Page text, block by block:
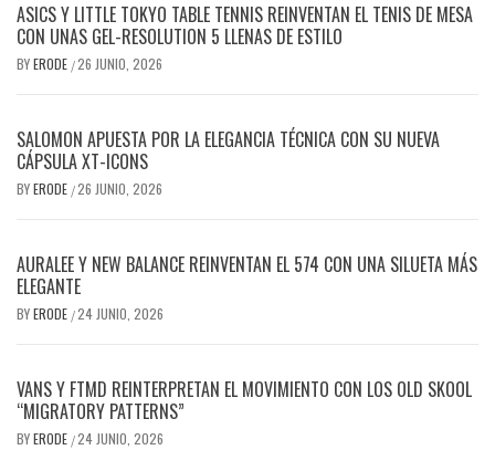
ASICS Y LITTLE TOKYO TABLE TENNIS REINVENTAN EL TENIS DE MESA
CON UNAS GEL-RESOLUTION 5 LLENAS DE ESTILO
BYERODE /26 JUNIO, 2026
SALOMON APUESTA POR LA ELEGANCIA TÉCNICA CON SU NUEVA
CÁPSULA XT-ICONS
BYERODE /26 JUNIO, 2026
AURALEE Y NEW BALANCE REINVENTAN EL 574 CON UNA SILUETA MÁS
ELEGANTE
BYERODE /24 JUNIO, 2026
VANS Y FTMD REINTERPRETAN EL MOVIMIENTO CON LOS OLD SKOOL
“MIGRATORY PATTERNS”
BYERODE /24 JUNIO, 2026